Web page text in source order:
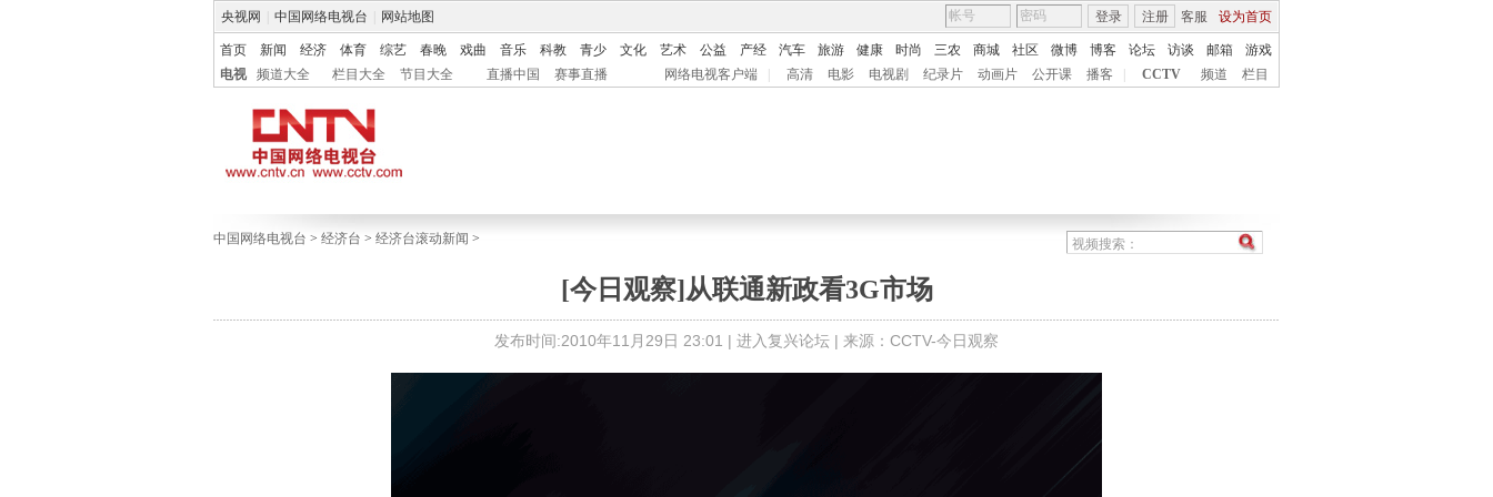
央视网 中国网络电视台 网站地图 客服 设为首页
登录 注册
首页 新闻 经济 体育 综艺 春晚 戏曲 音乐 科教 青少 文化 艺术 公益 产经 汽车 旅游 健康 时尚 三农 商城 社区 微博 博客 论坛 访谈 邮箱
游戏
电视
频道大全 栏目大全 节目大全 直播中国 赛事直播 网络电视客户端 高清 电影 电视剧 纪录片 动画片 公开课 播客 CCTV 频道 栏目
中国网络电视台 > 经济台 > 经济台滚动新闻 >
[今日观察]从联通新政看3G市场
发布时间:2010年11月29日 23:01 | 进入复兴论坛 | 来源：CCTV-今日观察